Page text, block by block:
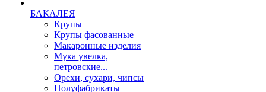
БАКАЛЕЯ
Крупы
Крупы фасованные
Макаронные изделия
Мука увелка,
петровские...
Орехи, сухари, чипсы
Полуфабрикаты